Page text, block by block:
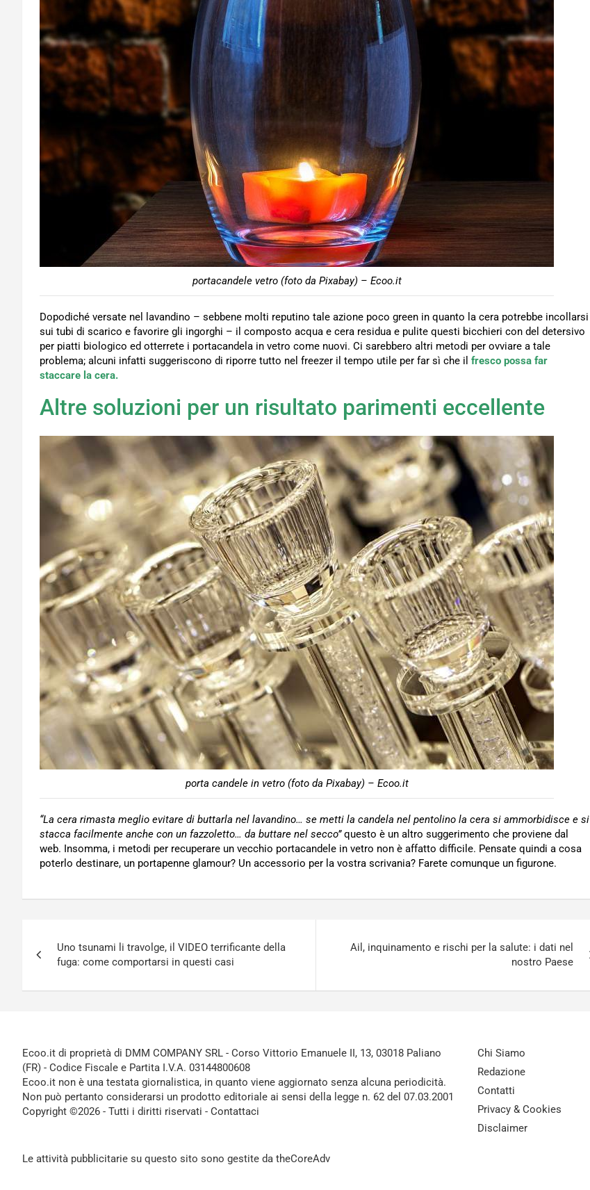
portacandele vetro (foto da Pixabay) – Ecoo.it
Dopodiché versate nel lavandino – sebbene molti reputino tale azione poco green in quanto la cera potrebbe incollarsi
sui tubi di scarico e favorire gli ingorghi – il composto acqua e cera residua e pulite questi bicchieri con del detersivo
per piatti biologico ed otterrete i portacandela in vetro come nuovi. Ci sarebbero altri metodi per ovviare a tale
problema; alcuni infatti suggeriscono di riporre tutto nel freezer il tempo utile per far sì che il fresco possa far
staccare la cera.
Altre soluzioni per un risultato parimenti eccellente
porta candele in vetro (foto da Pixabay) – Ecoo.it
“La cera rimasta meglio evitare di buttarla nel lavandino… se metti la candela nel pentolino la cera si ammorbidisce e si
stacca facilmente anche con un fazzoletto… da buttare nel secco”questo è un altro suggerimento che proviene dal
web. Insomma, i metodi per recuperare un vecchio portacandele in vetro non è affatto difficile. Pensate quindi a cosa
poterlo destinare, un portapenne glamour? Un accessorio per la vostra scrivania? Farete comunque un figurone.
articoli
Uno tsunami li travolge, il VIDEO terrificante della
fuga: come comportarsi in questi casi
Ail, inquinamento e rischi per la salute: i dati nel
nostro Paese
Ecoo.it di proprietà di DMM COMPANY SRL - Corso Vittorio Emanuele II, 13, 03018 Paliano
(FR) - Codice Fiscale e Partita I.V.A. 03144800608
Ecoo.it non è una testata giornalistica, in quanto viene aggiornato senza alcuna periodicità.
Non può pertanto considerarsi un prodotto editoriale ai sensi della legge n. 62 del 07.03.2001
Copyright ©2026 - Tutti i diritti riservati - Contattaci
Le attività pubblicitarie su questo sito sono gestite da theCoreAdv
Chi Siamo
Redazione
Contatti
Privacy & Cookies
Disclaimer